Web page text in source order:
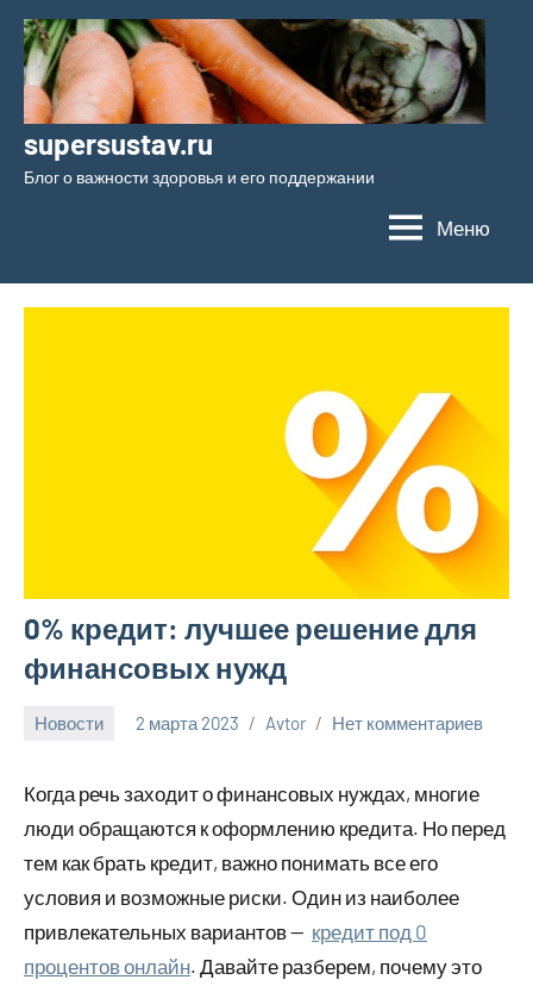
Перейти
содержимому
supersustav.ru
Блог о важности здоровья и его поддержании
Меню
0% кредит: лучшее решение для
финансовых нужд
Новости 2 марта 2023 Avtor Нет комментариев
Когда речь заходит о финансовых нуждах, многие
люди обращаются к оформлению кредита. Но перед
тем как брать кредит, важно понимать все его
условия и возможные риски. Один из наиболее
привлекательных вариантов — кредит под 0
процентов онлайн. Давайте разберем, почему это